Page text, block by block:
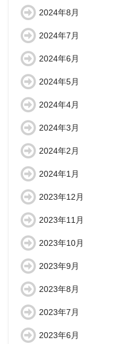
2024年8月
2024年7月
2024年6月
2024年5月
2024年4月
2024年3月
2024年2月
2024年1月
2023年12月
2023年11月
2023年10月
2023年9月
2023年8月
2023年7月
2023年6月